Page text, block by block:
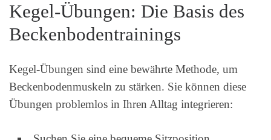
Kegel-Übungen: Die Basis des
Beckenbodentrainings
Kegel-Übungen sind eine bewährte Methode, um
Beckenbodenmuskeln zu stärken. Sie können diese
Übungen problemlos in Ihren Alltag integrieren: